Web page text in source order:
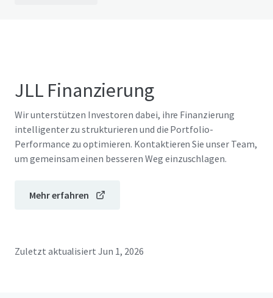
JLL Finanzierung
Wir unterstützen Investoren dabei, ihre Finanzierung
intelligenter zu strukturieren und die Portfolio-
Performance zu optimieren. Kontaktieren Sie unser Team,
um gemeinsam einen besseren Weg einzuschlagen.
Mehr erfahren
Zuletzt aktualisiert Jun 1, 2026